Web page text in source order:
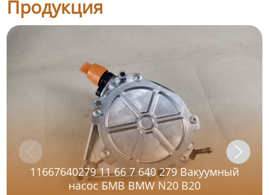
Продукция
11667640279 11 66 7 640 279 Вакуумный
насос БМВ BMW N20 B20